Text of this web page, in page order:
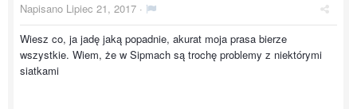
Napisano Lipiec 21, 2017 ·
Wiesz co, ja jadę jaką popadnie, akurat moja prasa bierze
wszystkie. Wiem, że w Sipmach są trochę problemy z niektórymi
siatkami